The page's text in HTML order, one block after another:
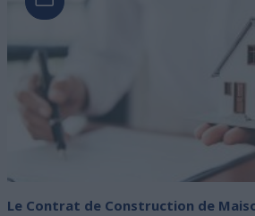
Le Contrat de Construction de